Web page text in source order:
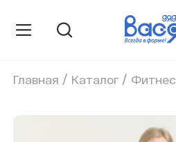
Главная / Каталог/ Фитнес